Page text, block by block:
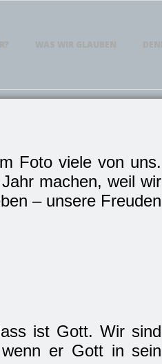
Foto viele von uns.
machen, weil wir
– unsere Freuden
ist Gott. Wir sind
er Gott in sein